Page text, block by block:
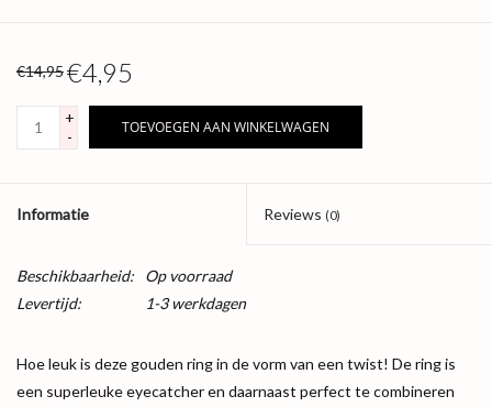
€14,95€4,95
+
-
TOEVOEGEN AAN WINKELWAGEN
Informatie Reviews (0)
Beschikbaarheid:
Op voorraad
Levertijd:
1-3 werkdagen
Hoe leuk is deze gouden ring in de vorm van een twist! De ring is
een superleuke eyecatcher en daarnaast perfect te combineren